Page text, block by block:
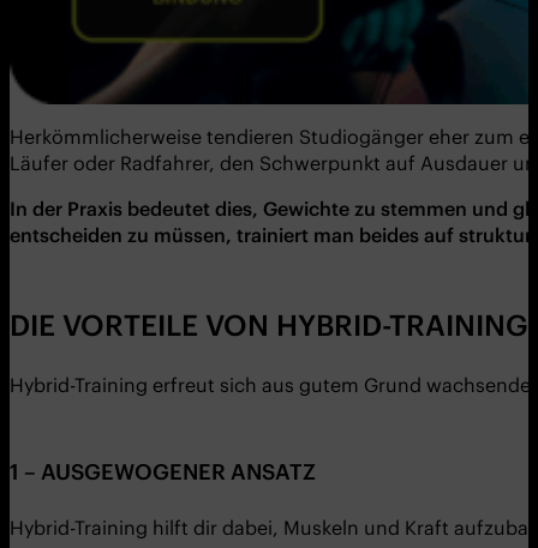
Herkömmlicherweise tendieren Studiogänger eher zum
Läufer oder Radfahrer, den Schwerpunkt auf Ausdauer
In der Praxis bedeutet dies, Gewichte zu stemmen und
entscheiden zu müssen, trainiert man beides auf
DIE VORTEILE VON HYBRID-TRAINING
Hybrid-Training erfreut sich aus gutem Grund
1 – AUSGEWOGENER ANSATZ
Hybrid-Training hilft dir dabei, Muskeln und Kraft